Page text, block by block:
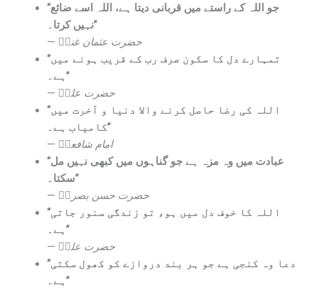
“جو اللہ کے راستے میں قربانی دیتا ہے، اللہ اسے ضائع
نہیں کرتا۔”
— حضرت عثمان غنیؓ
“تمہارے دل کا سکون صرف رب کے قریب ہونے میں
ہے۔”
— حضرت علیؓ
“اللہ کی رضا حاصل کرنے والا دنیا و آخرت میں
کامیاب ہے۔”
— امام شافعیؒ
“عبادت میں وہ مزہ ہے جو گناہوں میں کبھی نہیں مل
سکتا۔”
— حضرت حسن بصریؒ
“اللہ کا خوف دل میں ہو، تو زندگی سنور جاتی
ہے۔”
— حضرت علیؓ
“دعا وہ کنجی ہے جو ہر بند دروازے کو کھول سکتی
ہے۔”